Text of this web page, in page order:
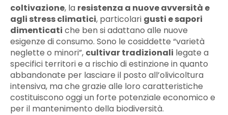
coltivazione, la resistenza a nuove avversità e
agli stress climatici, particolari gusti e sapori
dimenticati che ben si adattano alle nuove
esigenze di consumo. Sono le cosiddette “varietà
neglette o minori”, cultivar tradizionali legate a
specifici territori e a rischio di estinzione in quanto
abbandonate per lasciare il posto all’olivicoltura
intensiva, ma che grazie alle loro caratteristiche
costituiscono oggi un forte potenziale economico e
per il mantenimento della biodiversità.